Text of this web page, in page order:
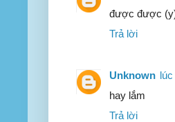
được được
Trả lời
Unknown
hay lắm
Trả lời